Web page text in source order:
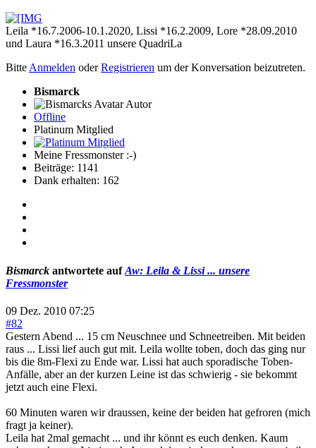
Leila *16.7.2006-10.1.2020, Lissi *16.2.2009, Lore *28.09.2010
und Laura *16.3.2011 unsere QuadriLa
BitteAnmelden oderRegistrieren um der Konversation beizutreten.
Bismarck
Autor
Offline
Platinum Mitglied
Meine Fressmonster :-)
Beiträge: 1141
Dank erhalten: 162
Bismarck antwortete aufAw: Leila & Lissi ... unsere
Fressmonster
09 Dez. 2010 07:25
#82
Gestern Abend ... 15 cm Neuschnee und Schneetreiben. Mit beiden
raus ... Lissi lief auch gut mit. Leila wollte toben, doch das ging nur
bis die 8m-Flexi zu Ende war. Lissi hat auch sporadische Toben-
Anfälle, aber an der kurzen Leine ist das schwierig - sie bekommt
jetzt auch eine Flexi.
60 Minuten waren wir draussen, keine der beiden hat gefroren (mich
fragt ja keiner).
Leila hat 2mal gemacht ... und ihr könnt es euch denken. Kaum